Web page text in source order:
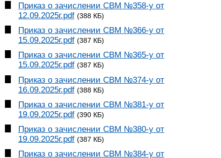
Приказ о зачислении СВМ №358-у от
12.09.2025г.pdf (388 КБ)
Приказ о зачислении СВМ №366-у от
15.09.2025г.pdf (387 КБ)
Приказ о зачислении СВМ №365-у от
15.09.2025г.pdf (387 КБ)
Приказ о зачислении СВМ №374-у от
16.09.2025г.pdf (388 КБ)
Приказ о зачислении СВМ №381-у от
19.09.2025г.pdf (390 КБ)
Приказ о зачислении СВМ №380-у от
19.09.2025г.pdf (387 КБ)
Приказ о зачислении СВМ №384-у от